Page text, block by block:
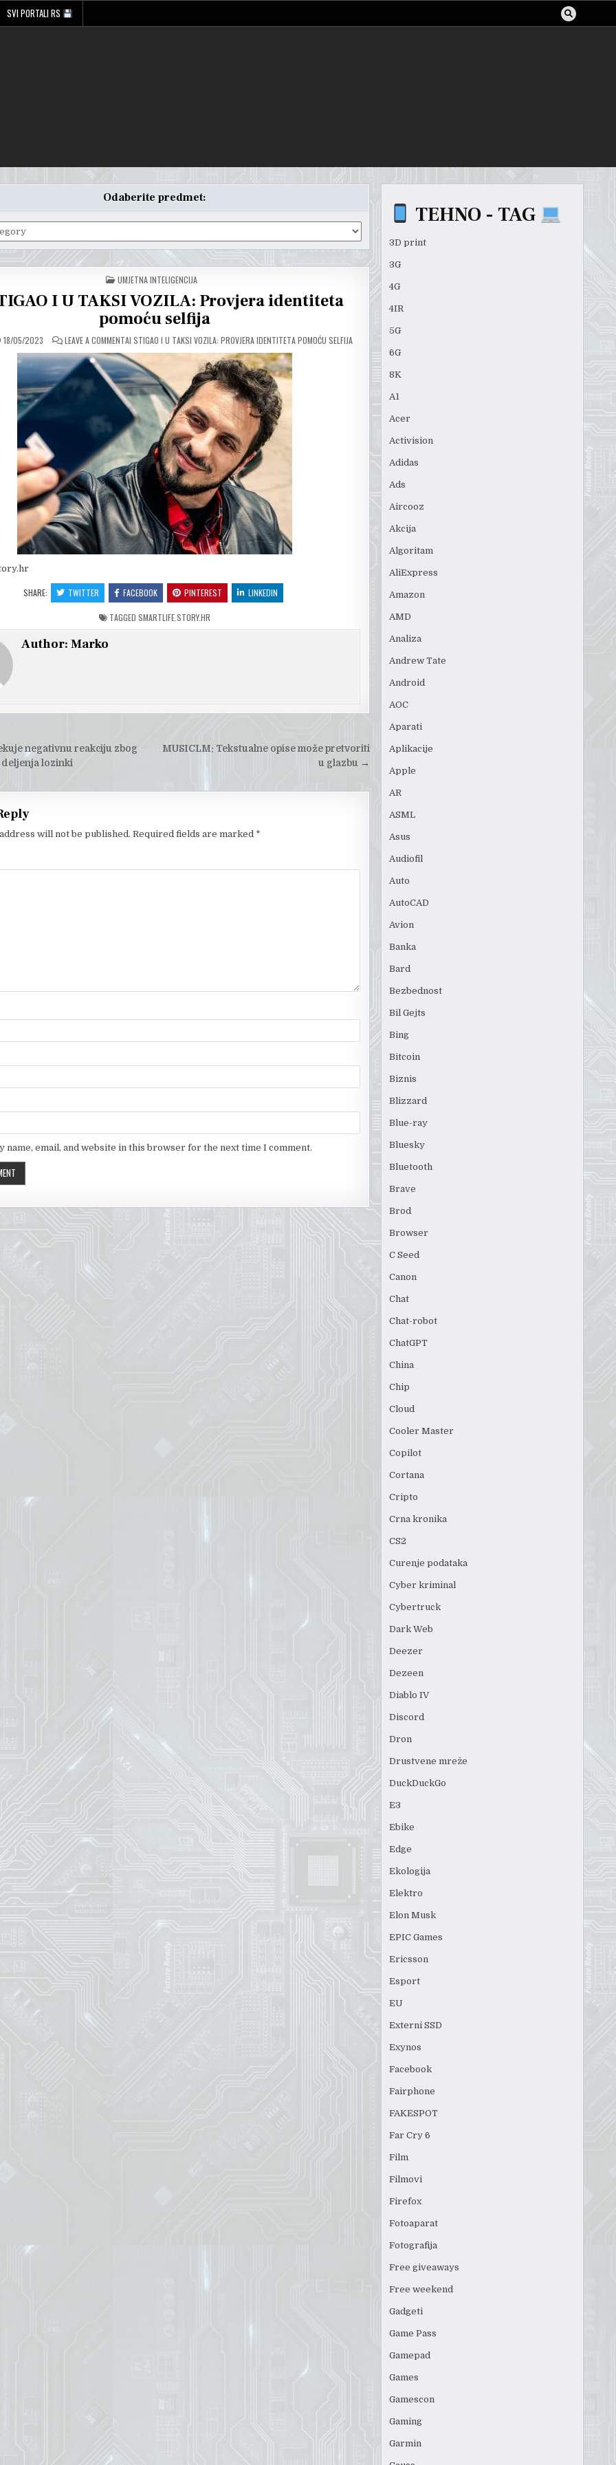
SVI PORTALI RS
Odaberite predmet:
POSTED
IN
UMJETNA INTELIGENCIJA
I U TAKSI VOZILA: Provjera identiteta
pomoću selfija
18/05/2023 LEAVE A COMMENTON
AI STIGAO I U TAKSI VOZILA: PROVJERA IDENTITETA POMOĆU SELFIJA
SHARE: TWITTER FACEBOOK PINTEREST LINKEDIN
TAGGEDSMARTLIFE.STORY.HR
Author: Marko
MUSICLM: Tekstualne opise može pretvoriti
u glazbu→
negativnu reakciju zbog
lozinki
will not be published. Required fields are marked *
name, email, and website in this browser for the next time I comment.
TEHNO - TAG
3D print
3G
4G
4IR
5G
6G
8K
A1
Acer
Activision
Adidas
Ads
Aircooz
Akcija
Algoritam
AliExpress
Amazon
AMD
Analiza
Andrew Tate
Android
AOC
Aparati
Aplikacije
Apple
AR
ASML
Asus
Audiofil
Auto
AutoCAD
Avion
Banka
Bard
Bezbednost
Bil Gejts
Bing
Bitcoin
Biznis
Blizzard
Blue-ray
Bluesky
Bluetooth
Brave
Brod
Browser
C Seed
Canon
Chat
Chat-robot
ChatGPT
China
Chip
Cloud
Cooler Master
Copilot
Cortana
Cripto
Crna kronika
CS2
Curenje podataka
Cyber kriminal
Cybertruck
Dark Web
Deezer
Dezeen
Diablo IV
Discord
Dron
Drustvene mreže
DuckDuckGo
E3
Ebike
Edge
Ekologija
Elektro
Elon Musk
EPIC Games
Ericsson
Esport
EU
Externi SSD
Exynos
Facebook
Fairphone
FAKESPOT
Far Cry 6
Film
Filmovi
Firefox
Fotoaparat
Fotografija
Free giveaways
Free weekend
Gadgeti
Game Pass
Gamepad
Games
Gamescon
Gaming
Garmin